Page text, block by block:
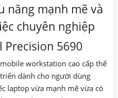
năng mạnh mẽ và
chuyên nghiệp
Precision 5690
workstation cao cấp thế
dành cho người dùng
laptop vừa mạnh mẽ vừa có